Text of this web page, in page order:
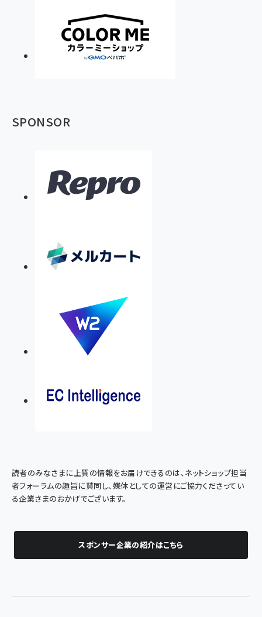
SPONSOR
読者のみなさまに上質の情報をお届けできるのは、ネットショップ担当
者フォーラムの趣旨に賛同し、媒体としての運営にご協力くださってい
る企業さまのおかげでございます。
スポンサー企業の紹介はこちら